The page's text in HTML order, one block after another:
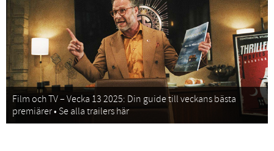
Film och TV – Vecka 13 2025: Din guide till veckans bästa
premiärer • Se alla trailers här